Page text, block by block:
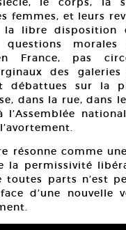
femmes, et leurs
libre disposition
France, pas
des galeries
débattues sur la
dans la rue, dans
l’Assemblée
résonne comme
la permissivité
toutes parts n’est
d’une nouvelle